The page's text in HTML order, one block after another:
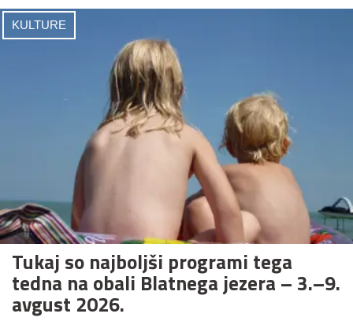
KULTURE
Tukaj so najboljši programi tega
tedna na obali Blatnega jezera – 3.–9.
avgust 2026.